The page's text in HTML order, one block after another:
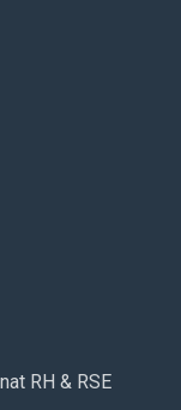
RH & RSE